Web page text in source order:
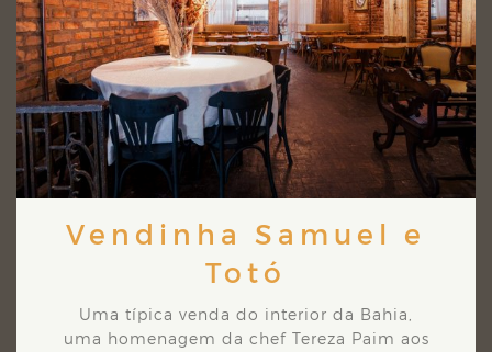
Vendinha Samuel e
Totó
Uma típica venda do interior da Bahia,
uma homenagem da chef Tereza Paim aos